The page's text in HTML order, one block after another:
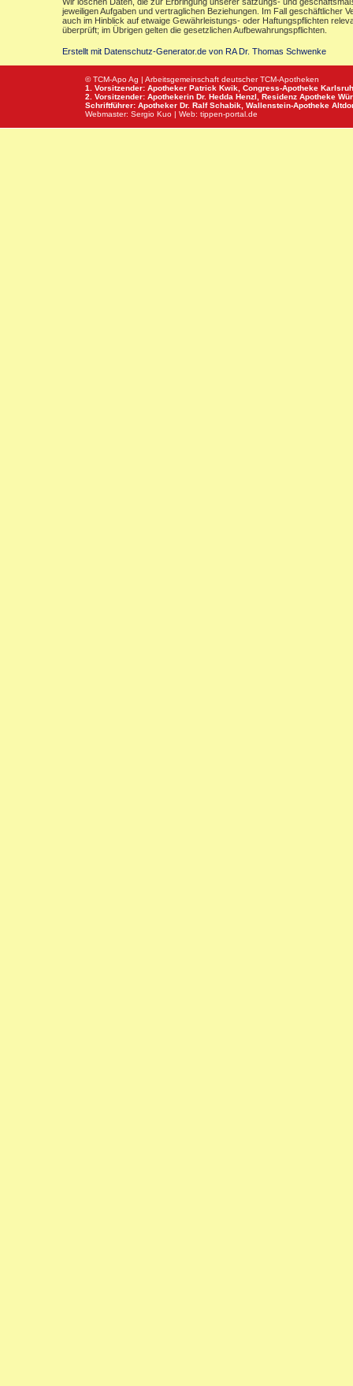
jeweiligen Aufgaben und vertraglichen Beziehungen. Im Fall geschäftlicher
auch im Hinblick auf etwaige Gewährleistungs- oder Haftungspflichten
überprüft; im Übrigen gelten die gesetzlichen Aufbewahrungspflichten.
Erstellt mit Datenschutz-Generator.de von RA Dr. Thomas Schwenke
© TCM-Apo Ag | Arbeitsgemeinschaft deutscher TCM-Apotheken
1. Vorsitzender: Apotheker Patrick Kwik, Congress-Apotheke
2. Vorsitzender: Apothekerin Dr. Hedda Henzl, Residenz Apotheke
Schriftführer: Apotheker Dr. Ralf Schabik, Wallenstein-Apotheke
Webmaster: Sergio Kuo | Web: tippen-portal.de